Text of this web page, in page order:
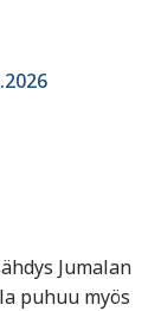
Jumalan
puhuu myös